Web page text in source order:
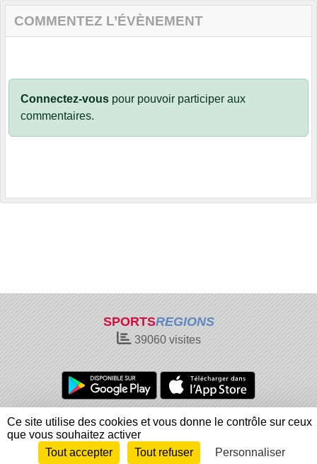
COMMENTEZ L’ÉVÈNEMENT
Connectez-vous pour pouvoir participer aux
commentaires.
SPORTSREGIONS
39060visites
Charte cookies
Gestion des cookies
Informations légales
Signaler un contenu inapproprié
Envie de participer ?
Connexion
Ce site utilise des cookies et vous donne le contrôle sur ceux
que vous souhaitez activer
Tout accepter
Tout refuser Personnaliser